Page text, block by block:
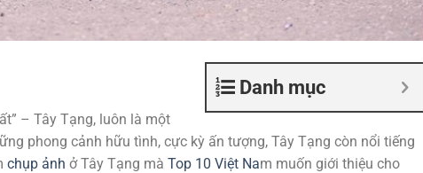
Danh mục
– Tây Tạng, luôn là một
phong cảnh hữu tình, cực kỳ ấn tượng, Tây Tạng còn nổi tiếng
chụp ảnh ở Tây Tạng mà Top 10 Việt Nam muốn giới thiệu cho